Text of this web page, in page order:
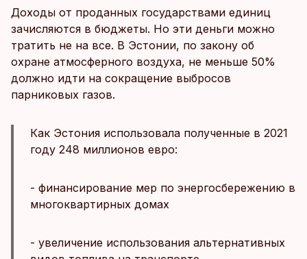
Доходы от проданных государствами единиц
зачисляются в бюджеты. Но эти деньги можно
тратить не на все. В Эстонии, по закону об
охране атмосферного воздуха, не меньше 50%
должно идти на сокращение выбросов
парниковых газов.
Как Эстония использовала полученные в 2021
году 248 миллионов евро:
- финансирование мер по энергосбережению в
многоквартирных домах
- увеличение использования альтернативных